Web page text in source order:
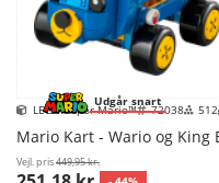
Udgår snart
LEGO Super Mario™ 72038 512
Mario Kart - Wario og King
Vejl. pris449,95 kr.